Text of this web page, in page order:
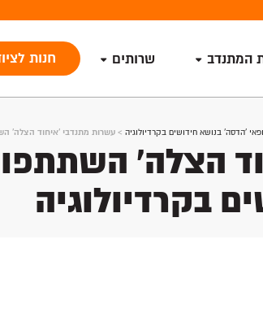
המתנדב שרותים חנות
'הדסה' בנושא חידושים בקרדיולוגיה > עשרות מתנדבי 'איחוד הצלה'
הצלה'
בקרדיולוגיה